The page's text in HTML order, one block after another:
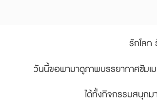
รักโลก
วันนี้ขอพามาดูภาพบรรยากาศซัม
ได้ทั้งกิจกรรมสนุกม